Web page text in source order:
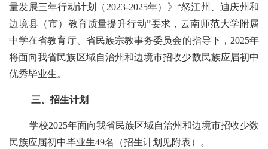
量发展三年行动计划（ 2023-2025年）》“怒江州、迪庆州和
边境县（市）教育质量提升行动”要求， 云南师范大学附属
中学在省教育厅、省民族宗教事务委员会的指导下， 2025年
将面向我省民族区域自治州和边境市招收少数民族应届初中
优秀毕业生。
三、招生计划
学校2025年面向我省民族区域自治州和边境市招收少数
民族应届初中毕业生49名（招生计划见附表）。